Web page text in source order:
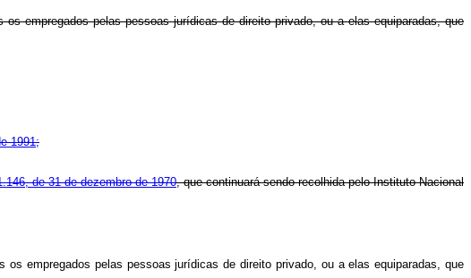
empregados pelas pessoas jurídicas de direito privado, ou a elas equiparadas, que
1991;
de 31 de dezembro de 1970, que continuará sendo recolhida pelo Instituto Nacional
empregados pelas pessoas jurídicas de direito privado, ou a elas equiparadas, que